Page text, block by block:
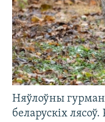
Няўлоўны
беларускіх